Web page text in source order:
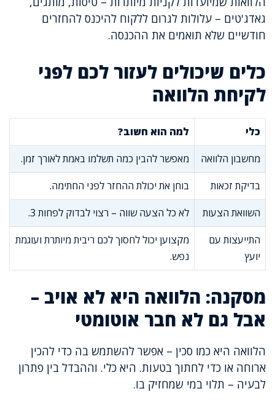
גאדג'טים – עלולות לגרום ללקוח להיכנס להחזרים
חודשיים שלא תואמים את ההכנסה.
כלים שיכולים לעזור לכם לפני
לקיחת הלוואה
כלי
למה הוא חשוב?
מחשבון הלוואה
מאפשר להבין כמה תשלמו באמת לאורך זמן.
בדיקת זכאות
בוחן את יכולת ההחזר לפני החתימה.
השוואת הצעות
לא כל הצעה שווה – רצוי לבדוק לפחות 3.
התייעצות עם
יועץ
מקצוען יכול לחסוך לכם ריבית מיותרת ועוגמת
נפש.
מסקנה: הלוואה היא לא אויב –
אבל גם לא חבר אוטומטי
הלוואה היא כמו סכין – אפשר להשתמש בה כדי להכין
ארוחה או כדי לחתוך בטעות. היא כלי. וההבדל בין פתרון
לבעיה – תלוי במי שמחזיק בו.